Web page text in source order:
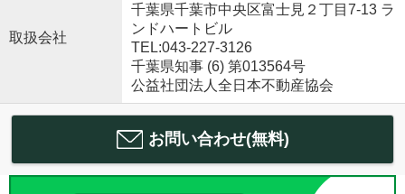
取扱会社
千葉県千葉市中央区富士見２丁目7-13 ラ
ンドハートビル
TEL:043-227-3126
千葉県知事 (6) 第013564号
公益社団法人全日本不動産協会
お問い合わせ(無料)